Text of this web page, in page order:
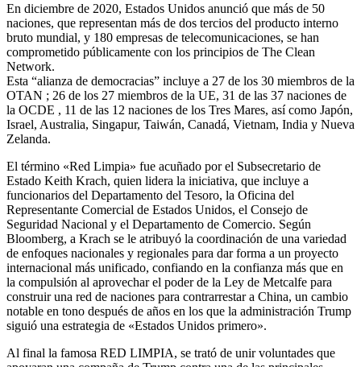
En diciembre de 2020, Estados Unidos anunció que más de 50
naciones, que representan más de dos tercios del producto interno
bruto mundial, y 180 empresas de telecomunicaciones, se han
comprometido públicamente con los principios de The Clean
Network.
Esta “alianza de democracias” incluye a 27 de los 30 miembros de la
OTAN ; 26 de los 27 miembros de la UE, 31 de las 37 naciones de
la OCDE , 11 de las 12 naciones de los Tres Mares, así como Japón,
Israel, Australia, Singapur, Taiwán, Canadá, Vietnam, India y Nueva
Zelanda.
El término «Red Limpia» fue acuñado por el Subsecretario de
Estado Keith Krach, quien lidera la iniciativa, que incluye a
funcionarios del Departamento del Tesoro, la Oficina del
Representante Comercial de Estados Unidos, el Consejo de
Seguridad Nacional y el Departamento de Comercio. Según
Bloomberg, a Krach se le atribuyó la coordinación de una variedad
de enfoques nacionales y regionales para dar forma a un proyecto
internacional más unificado, confiando en la confianza más que en
la compulsión al aprovechar el poder de la Ley de Metcalfe para
construir una red de naciones para contrarrestar a China, un cambio
notable en tono después de años en los que la administración Trump
siguió una estrategia de «Estados Unidos primero».
Al final la famosa RED LIMPIA, se trató de unir voluntades que